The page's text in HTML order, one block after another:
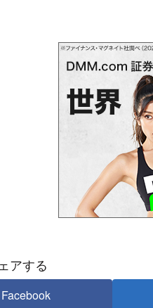
アする
Facebook